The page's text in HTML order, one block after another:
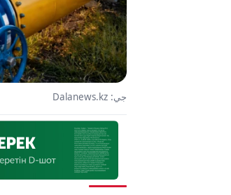
جي: Dalanews.kz